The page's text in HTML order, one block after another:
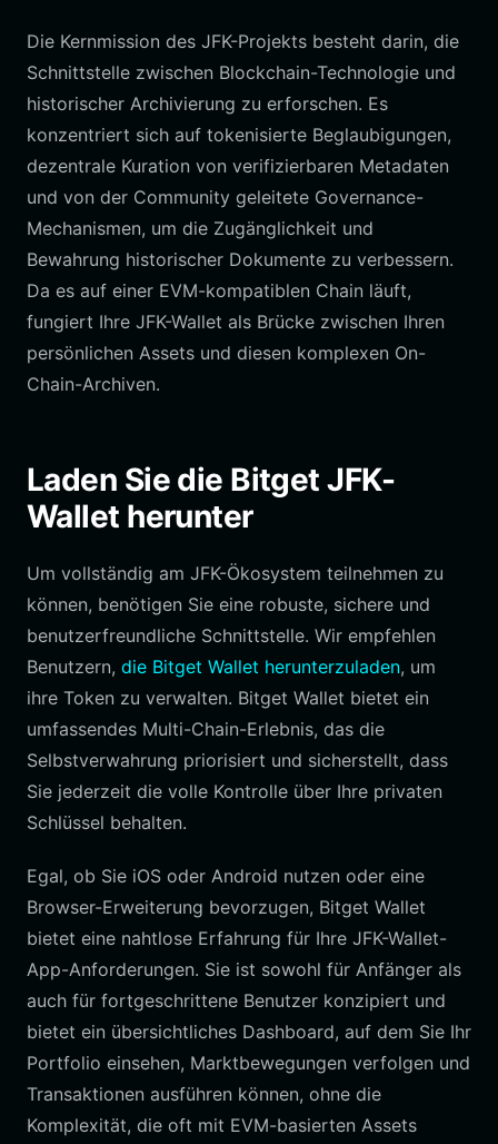
Die Kernmission des JFK-Projekts besteht darin, die
Schnittstelle zwischen Blockchain-Technologie und
historischer Archivierung zu erforschen. Es
konzentriert sich auf tokenisierte Beglaubigungen,
dezentrale Kuration von verifizierbaren Metadaten
und von der Community geleitete Governance-
Mechanismen, um die Zugänglichkeit und
Bewahrung historischer Dokumente zu verbessern.
Da es auf einer EVM-kompatiblen Chain läuft,
fungiert Ihre JFK-Wallet als Brücke zwischen Ihren
persönlichen Assets und diesen komplexen On-
Chain-Archiven.
Laden Sie die Bitget JFK-
Wallet herunter
Um vollständig am JFK-Ökosystem teilnehmen zu
können, benötigen Sie eine robuste, sichere und
benutzerfreundliche Schnittstelle. Wir empfehlen
Benutzern, die Bitget Wallet herunterzuladen, um
ihre Token zu verwalten. Bitget Wallet bietet ein
umfassendes Multi-Chain-Erlebnis, das die
Selbstverwahrung priorisiert und sicherstellt, dass
Sie jederzeit die volle Kontrolle über Ihre privaten
Schlüssel behalten.
Egal, ob Sie iOS oder Android nutzen oder eine
Browser-Erweiterung bevorzugen, Bitget Wallet
bietet eine nahtlose Erfahrung für Ihre JFK-Wallet-
App-Anforderungen. Sie ist sowohl für Anfänger als
auch für fortgeschrittene Benutzer konzipiert und
bietet ein übersichtliches Dashboard, auf dem Sie Ihr
Portfolio einsehen, Marktbewegungen verfolgen und
Transaktionen ausführen können, ohne die
Komplexität, die oft mit EVM-basierten Assets